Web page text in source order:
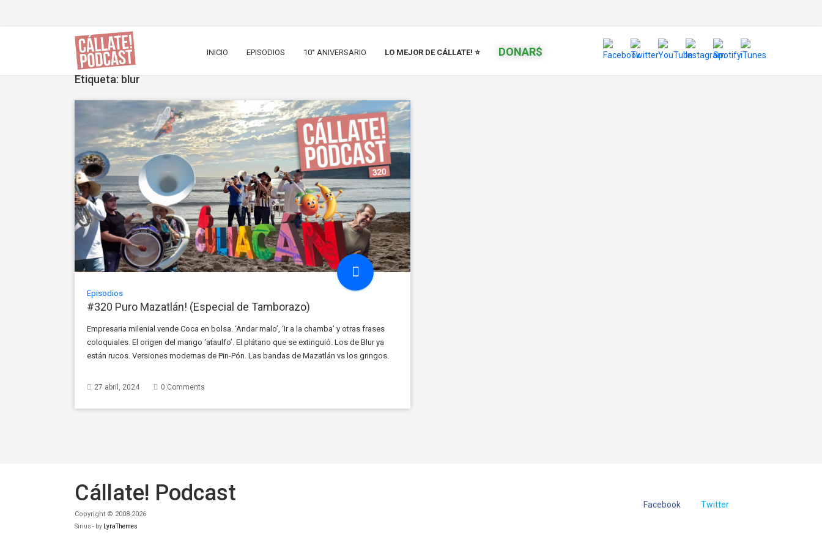
INICIO EPISODIOS 10° ANIVERSARIO LO MEJOR DE CÁLLATE! ⭐ DONAR$
Etiqueta: blur
Episodios
#320 Puro Mazatlán! (Especial de Tamborazo)
Empresaria milenial vende Coca en bolsa. ‘Andar malo’, ‘Ir a la chamba’ y otras frases
coloquiales. El origen del mango ‘ataulfo’. El plátano que se extinguió. Los de Blur ya
están rucos. Versiones modernas de Pin-Pón. Las bandas de Mazatlán vs los gringos.
27 abril, 2024 0 Comments
Facebook Twitter
Cállate! Podcast
Copyright © 2008-2026
Sirius - by LyraThemes